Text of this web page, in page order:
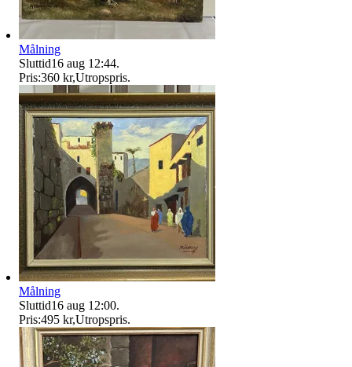
Målning
Sluttid16 aug 12:44.
Pris:360 kr,Utropspris.
Målning
Sluttid16 aug 12:00.
Pris:495 kr,Utropspris.